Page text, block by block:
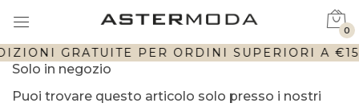
GRATUITE PER ORDINI SUPERIORI A
0
Solo in negozio
Puoi trovare questo articolo solo presso i nostri